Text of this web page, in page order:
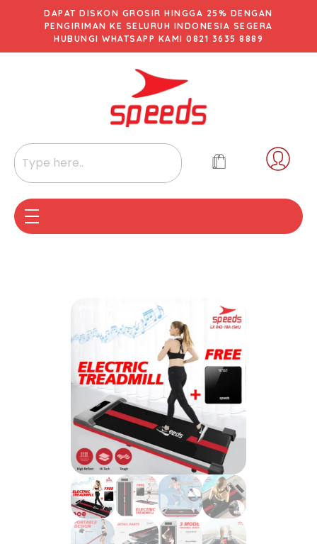
DAPAT DISKON GROSIR HINGGA 25% DENGAN
PENGIRIMAN KE SELURUH INDONESIA SEGERA
HUBUNGI WHATSAPP KAMI 0821 3635 8889